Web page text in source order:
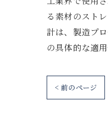
る素材のスト
計は、製造プ
の具体的な適
< 前のページ